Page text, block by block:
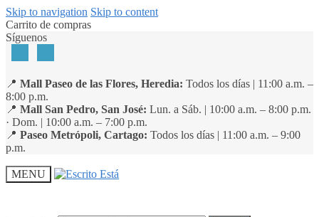
Skip to navigation Skip to content
Carrito de compras
Síguenos
📍 Mall Paseo de las Flores, Heredia: Todos los días | 11:00 a.m. –
8:00 p.m.
📍 Mall San Pedro, San José: Lun. a Sáb. | 10:00 a.m. – 8:00 p.m.
· Dom. | 10:00 a.m. – 7:00 p.m.
📍 Paseo Metrópoli, Cartago: Todos los días | 11:00 a.m. – 9:00
p.m.
MENU